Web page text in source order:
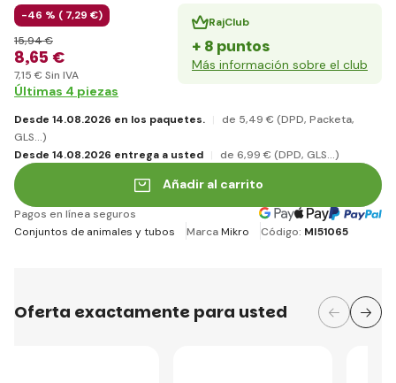
-46 % ( 7,29 €)
8,65 €
15,94 €
7,15 € Sin IVA
RajClub
+ 8 puntos
Más información sobre el club
Últimas 4 piezas
Desde 14.08.2026 en los paquetes. de 5,49 € (DPD, Packeta,
GLS...)
Desde 14.08.2026 entrega a usted
de 6,99 € (DPD, GLS...)
Añadir al carrito
Pagos en línea seguros
Conjuntos de animales y tubos
MarcaMikro Código: MI51065
Oferta exactamente para usted